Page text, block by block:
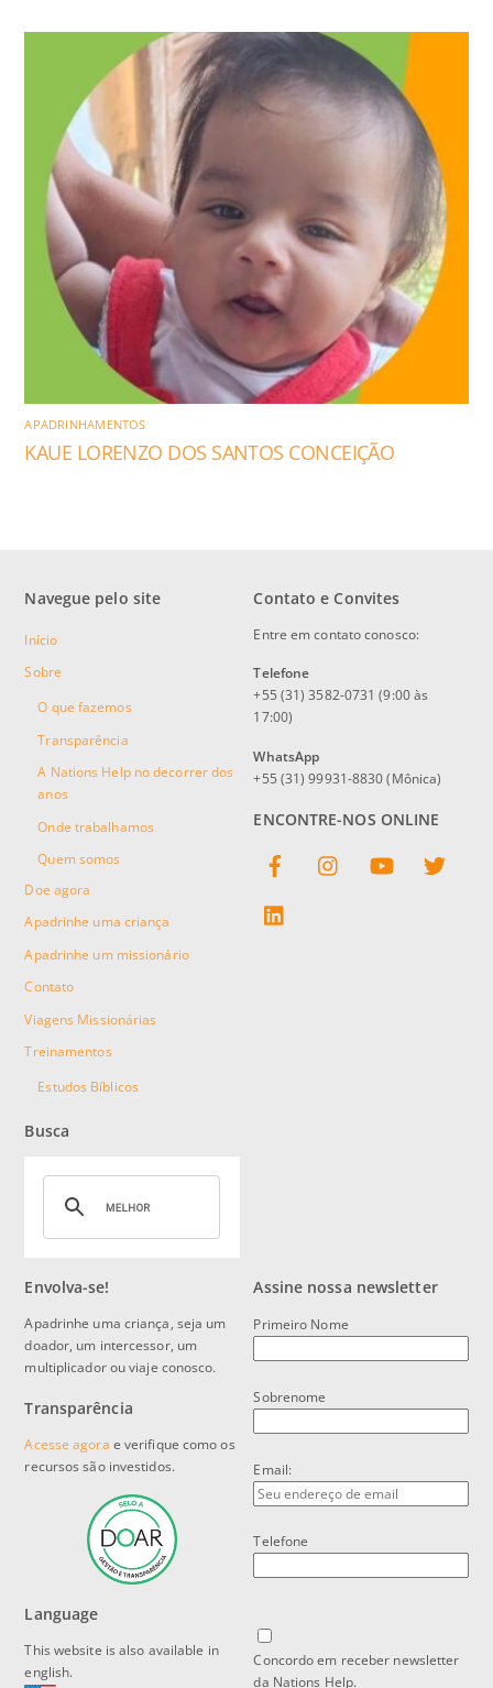
APADRINHAMENTOS
KAUE LORENZO DOS SANTOS CONCEIÇÃO
Navegue pelo site
Início
Sobre
O que fazemos
Transparência
A Nations Help no decorrer dos
anos
Onde trabalhamos
Quem somos
Doe agora
Apadrinhe uma criança
Apadrinhe um missionário
Contato
Viagens Missionárias
Treinamentos
Estudos Bíblicos
Busca
Contato e Convites
Entre em contato conosco:
Telefone
+55 (31) 3582-0731 (9:00 às
17:00)
WhatsApp
+55 (31) 99931-8830 (Mônica)
ENCONTRE-NOS ONLINE
Envolva-se!
Apadrinhe uma criança, seja um
doador, um intercessor, um
multiplicador ou viaje conosco.
Transparência
Acesse agora e verifique como os
recursos são investidos.
Language
This website is also available in
english.
Assine nossa newsletter
Primeiro Nome
Sobrenome
Email:
Telefone
Concordo em receber newsletter
da Nations Help.